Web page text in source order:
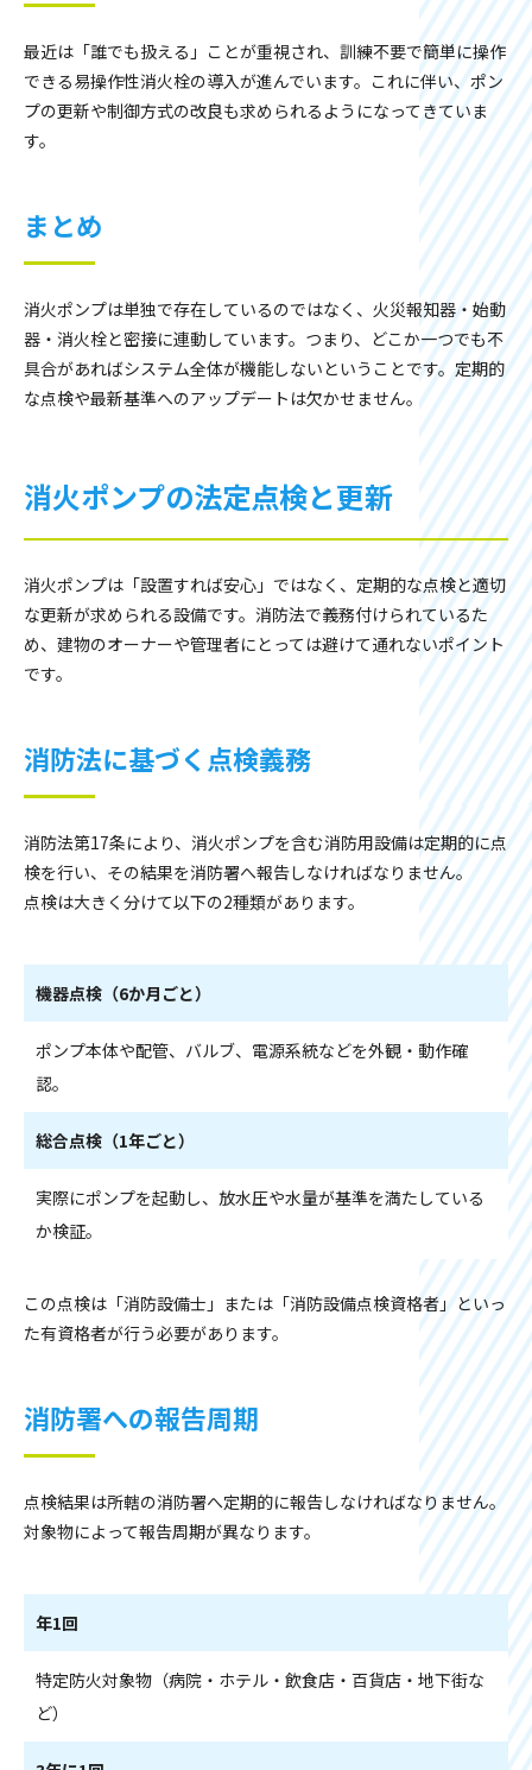
最近は「誰でも扱える」ことが重視され、訓練不要で簡単に操作
できる易操作性消火栓の導入が進んでいます。これに伴い、ポン
プの更新や制御方式の改良も求められるようになってきていま
す。
まとめ
消火ポンプは単独で存在しているのではなく、火災報知器・始動
器・消火栓と密接に連動しています。つまり、どこか一つでも不
具合があればシステム全体が機能しないということです。定期的
な点検や最新基準へのアップデートは欠かせません。
消火ポンプの法定点検と更新
消火ポンプは「設置すれば安心」ではなく、定期的な点検と適切
な更新が求められる設備です。消防法で義務付けられているた
め、建物のオーナーや管理者にとっては避けて通れないポイント
です。
消防法に基づく点検義務
消防法第17条により、消火ポンプを含む消防用設備は定期的に点
検を行い、その結果を消防署へ報告しなければなりません。
点検は大きく分けて以下の2種類があります。
機器点検（6か月ごと）
ポンプ本体や配管、バルブ、電源系統などを外観・動作確
認。
総合点検（1年ごと）
実際にポンプを起動し、放水圧や水量が基準を満たしている
か検証。
この点検は「消防設備士」または「消防設備点検資格者」といっ
た有資格者が行う必要があります。
消防署への報告周期
点検結果は所轄の消防署へ定期的に報告しなければなりません。
対象物によって報告周期が異なります。
年1回
特定防火対象物（病院・ホテル・飲食店・百貨店・地下街な
ど）